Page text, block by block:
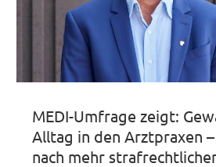
MEDI-Umfrage zeigt:
Alltag in den Arztpraxen
nach mehr